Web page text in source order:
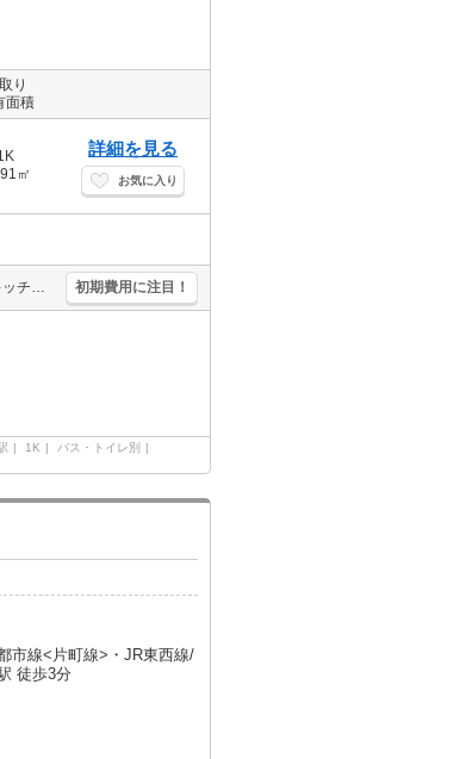
り
面積
㎡
詳細を見る
お気に入り
光インターネット無料使い放題。快適設備がいっぱい。オートロック。システムキッチンで料理もバッチリ!。TVモニターホンで安心生活を!。こんなお部屋に住んでお友達に自慢しちゃいましょう。オンライン対応可。 初期費用に注目！
1K
バス・トイレ別
市線<片町線>・JR東西線/
徒歩3分